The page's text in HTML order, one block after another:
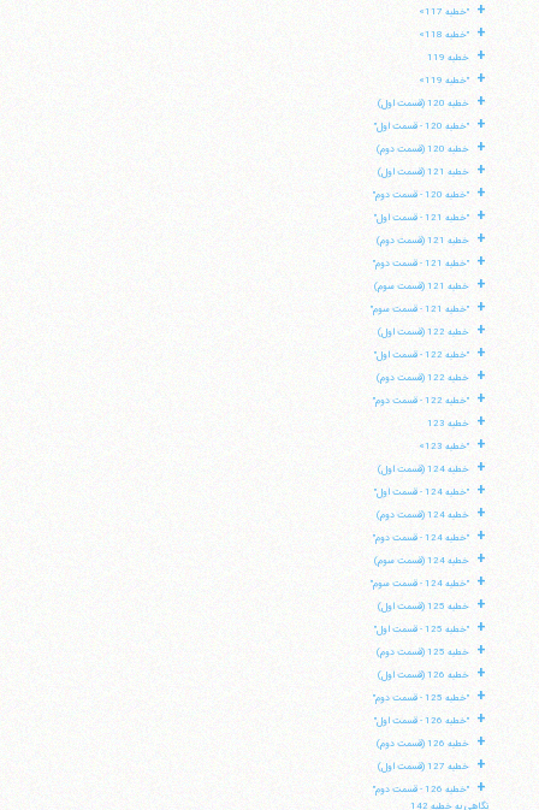
+ "خطبه 117»
+ "خطبه 118»
+ خطبه 119
+ "خطبه 119»
+ خطبه 120 (قسمت اول)
+ "خطبه 120 - قسمت اول"
+ خطبه 120 (قسمت دوم)
+ خطبه 121 (قسمت اول)
+ "خطبه 120 - قسمت دوم"
+ "خطبه 121 - قسمت اول"
+ خطبه 121 (قسمت دوم)
+ "خطبه 121 - قسمت دوم"
+ خطبه 121 (قسمت سوم)
+ "خطبه 121 - قسمت سوم"
+ خطبه 122 (قسمت اول)
+ "خطبه 122 - قسمت اول"
+ خطبه 122 (قسمت دوم)
+ "خطبه 122 - قسمت دوم"
+ خطبه 123
+ "خطبه 123»
+ خطبه 124 (قسمت اول)
+ "خطبه 124 - قسمت اول"
+ خطبه 124 (قسمت دوم)
+ "خطبه 124 - قسمت دوم"
+ خطبه 124 (قسمت سوم)
+ "خطبه 124 - قسمت سوم"
+ خطبه 125 (قسمت اول)
+ "خطبه 125 - قسمت اول"
+ خطبه 125 (قسمت دوم)
+ خطبه 126 (قسمت اول)
+ "خطبه 125 - قسمت دوم"
+ "خطبه 126 - قسمت اول"
+ خطبه 126 (قسمت دوم)
+ خطبه 127 (قسمت اول)
+
"خطبه 126 - قسمت دوم"
نگاهی به خطبه 142